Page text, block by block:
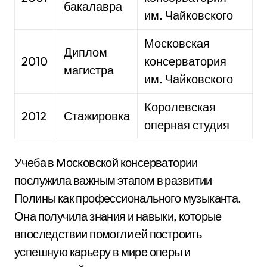
бакалавра
им. Чайковского
2010
Диплом
магистра
Московская
консерватория
им. Чайковского
2012 Стажировка
Королевская
оперная студия
Учеба в Московской консерватории
послужила важным этапом в развитии
Полины как профессионального музыканта.
Она получила знания и навыки, которые
впоследствии помогли ей построить
успешную карьеру в мире оперы и